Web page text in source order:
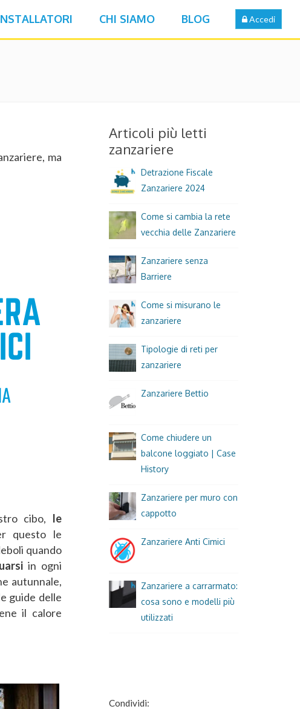
CHI SIAMO BLOG Accedi
ma
cibo, le
questo le
quando
in ogni
autunnale,
guide delle
il calore
Articoli più letti
zanzariere
Detrazione Fiscale
Zanzariere 2024
Come si cambia la rete
vecchia delle Zanzariere
Zanzariere senza
Barriere
Come si misurano le
zanzariere
Tipologie di reti per
zanzariere
Zanzariere Bettio
Come chiudere un
balcone loggiato | Case
History
Zanzariere per muro con
cappotto
Zanzariere Anti Cimici
Zanzariere a carrarmato:
cosa sono e modelli più
utilizzati
Condividi: